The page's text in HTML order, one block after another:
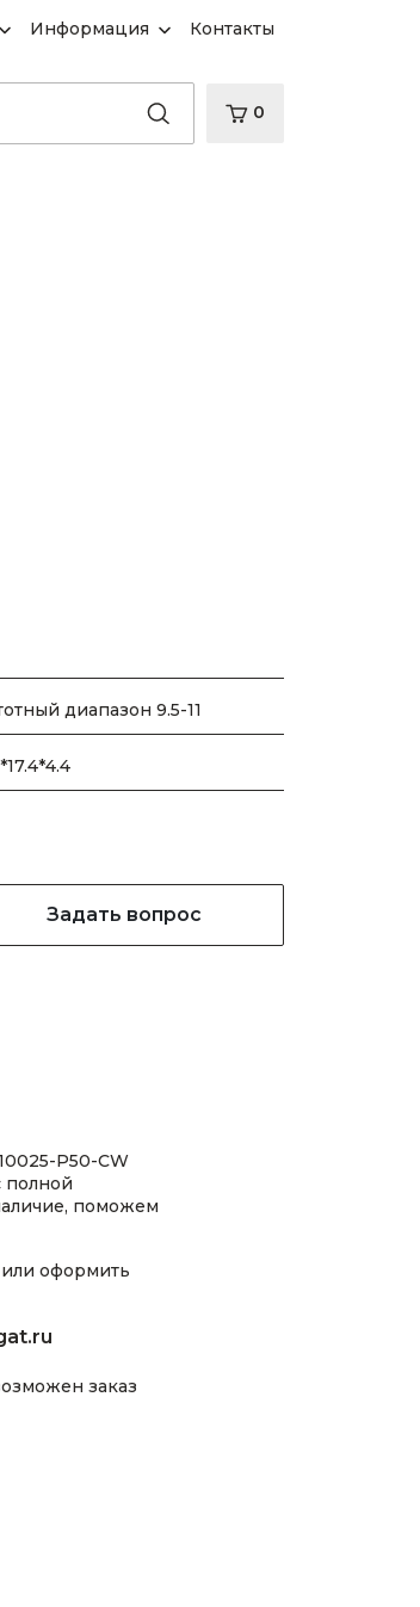
Информация Контакты
0
диапазон 9.5-11
Задать вопрос
P50-CW
полной
поможем
оформить
заказ